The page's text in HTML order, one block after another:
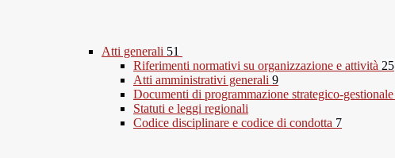
Atti generali 51
Riferimenti normativi su organizzazione e attività 25
Atti amministrativi generali 9
Documenti di programmazione strategico-gestionale
Statuti e leggi regionali
Codice disciplinare e codice di condotta 7